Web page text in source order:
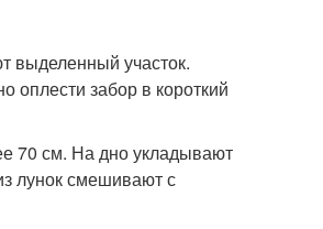
выделенный участок.
оплести забор в короткий
70 см. На дно укладывают
лунок смешивают с